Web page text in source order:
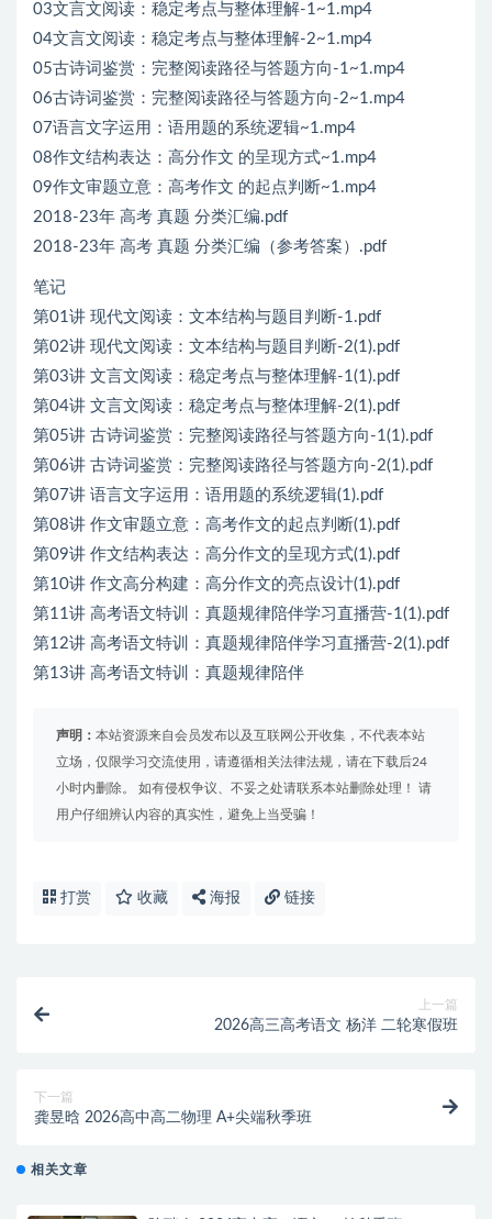
03文言文阅读：稳定考点与整体理解-1~1.mp4
04文言文阅读：稳定考点与整体理解-2~1.mp4
05古诗词鉴赏：完整阅读路径与答题方向-1~1.mp4
06古诗词鉴赏：完整阅读路径与答题方向-2~1.mp4
07语言文字运用：语用题的系统逻辑~1.mp4
08作文结构表达：高分作文 的呈现方式~1.mp4
09作文审题立意：高考作文 的起点判断~1.mp4
2018-23年 高考 真题 分类汇编.pdf
2018-23年 高考 真题 分类汇编（参考答案）.pdf
笔记
第01讲 现代文阅读：文本结构与题目判断-1.pdf
第02讲 现代文阅读：文本结构与题目判断-2(1).pdf
第03讲 文言文阅读：稳定考点与整体理解-1(1).pdf
第04讲 文言文阅读：稳定考点与整体理解-2(1).pdf
第05讲 古诗词鉴赏：完整阅读路径与答题方向-1(1).pdf
第06讲 古诗词鉴赏：完整阅读路径与答题方向-2(1).pdf
第07讲 语言文字运用：语用题的系统逻辑(1).pdf
第08讲 作文审题立意：高考作文的起点判断(1).pdf
第09讲 作文结构表达：高分作文的呈现方式(1).pdf
第10讲 作文高分构建：高分作文的亮点设计(1).pdf
第11讲 高考语文特训：真题规律陪伴学习直播营-1(1).pdf
第12讲 高考语文特训：真题规律陪伴学习直播营-2(1).pdf
第13讲 高考语文特训：真题规律陪伴
声明： 本站资源来自会员发布以及互联网公开收集，不代表本站
立场，仅限学习交流使用，请遵循相关法律法规，请在下载后24
小时内删除。 如有侵权争议、不妥之处请联系本站删除处理！ 请
用户仔细辨认内容的真实性，避免上当受骗！
打赏 收藏 海报 链接
上一篇
2026高三高考语文 杨洋 二轮寒假班
下一篇
龚昱晗 2026高中高二物理 A+尖端秋季班
相关文章